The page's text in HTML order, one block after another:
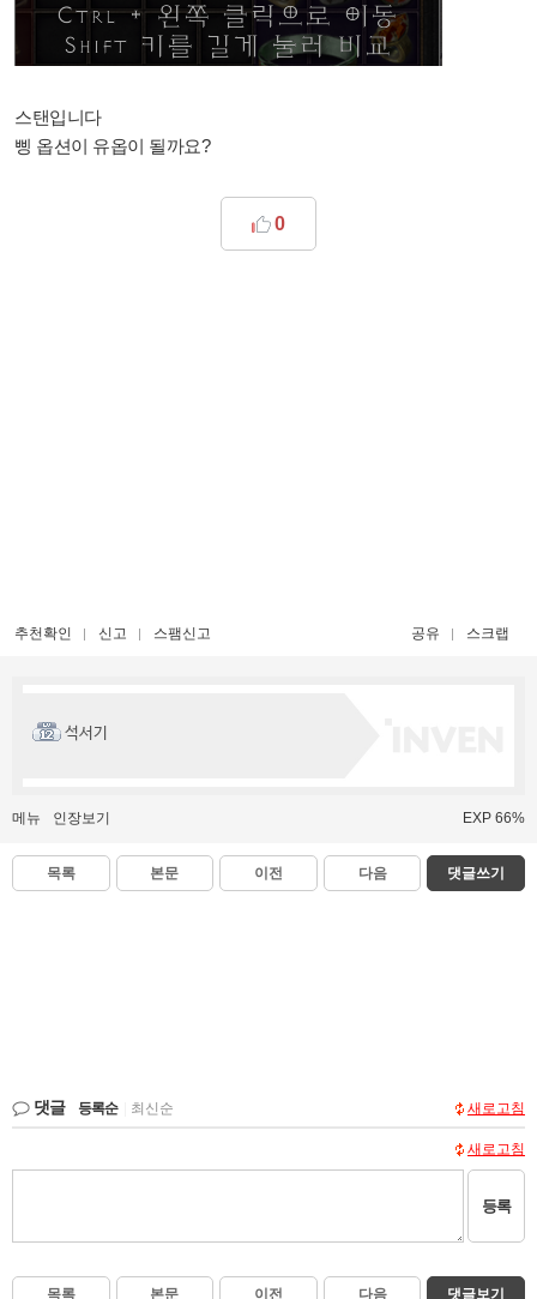
스탠입니다
삥 옵션이 유옵이 될까요?
0
추천확인 신고 스팸신고 공유 스크랩
석서기
메뉴 인장보기 EXP 66%
목록 본문 이전 다음 댓글쓰기
댓글 등록순 최신순 새로고침
새로고침
등록
목록 본문 이전 다음 댓글보기